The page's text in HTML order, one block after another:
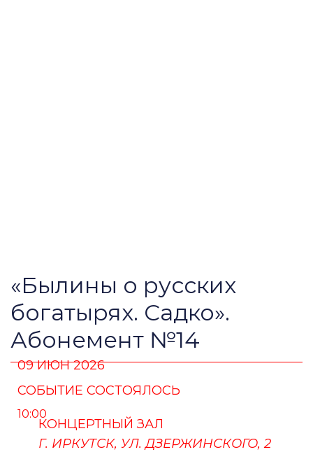
«Былины о русских
богатырях. Садко».
Абонемент №14
09 ИЮН 2026
СОБЫТИЕ СОСТОЯЛОСЬ
10:00
КОНЦЕРТНЫЙ ЗАЛ
Г. ИРКУТСК, УЛ. ДЗЕРЖИНСКОГО, 2